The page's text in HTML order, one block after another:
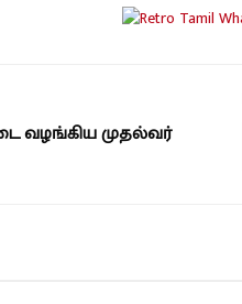
வழங்கிய முதல்வர்